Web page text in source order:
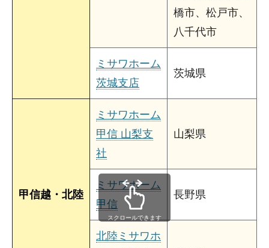
橋市、松戸市、
八千代市
ミサワホーム
茨城支店
茨城県
甲信越・北陸
ミサワホーム
甲信 山梨支
社
山梨県
ミサワホーム
甲信
長野県
北陸ミサワホ
スクロールできます